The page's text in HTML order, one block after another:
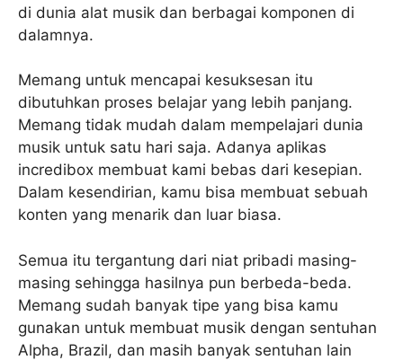
di dunia alat musik dan berbagai komponen di
dalamnya.
Memang untuk mencapai kesuksesan itu
dibutuhkan proses belajar yang lebih panjang.
Memang tidak mudah dalam mempelajari dunia
musik untuk satu hari saja. Adanya aplikas
incredibox membuat kami bebas dari kesepian.
Dalam kesendirian, kamu bisa membuat sebuah
konten yang menarik dan luar biasa.
Semua itu tergantung dari niat pribadi masing-
masing sehingga hasilnya pun berbeda-beda.
Memang sudah banyak tipe yang bisa kamu
gunakan untuk membuat musik dengan sentuhan
Alpha, Brazil, dan masih banyak sentuhan lain